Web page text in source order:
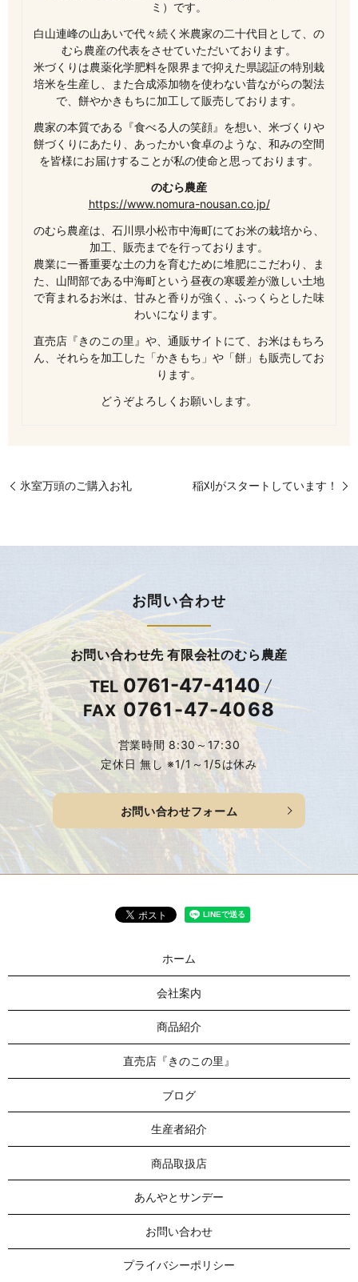
ミ）です。
白山連峰の山あいで代々続く米農家の二十代目として、の
むら農産の代表をさせていただいております。
米づくりは農薬化学肥料を限界まで抑えた県認証の特別栽
培米を生産し、また合成添加物を使わない昔ながらの製法
で、餅やかきもちに加工して販売しております。
農家の本質である『食べる人の笑顔』を想い、米づくりや
餅づくりにあたり、あったかい食卓のような、和みの空間
を皆様にお届けすることが私の使命と思っております。
のむら農産
https://www.nomura-nousan.co.jp/
のむら農産は、石川県小松市中海町にてお米の栽培から、
加工、販売までを行っております。
農業に一番重要な土の力を育むために堆肥にこだわり、ま
た、山間部である中海町という昼夜の寒暖差が激しい土地
で育まれるお米は、甘みと香りが強く、ふっくらとした味
わいになります。
直売店『きのこの里』や、通販サイトにて、お米はもちろ
ん、それらを加工した「かきもち」や「餅」も販売してお
ります。
どうぞよろしくお願いします。
氷室万頭のご購入お礼 稲刈がスタートしています！
お問い合わせ
お問い合わせ先 有限会社のむら農産
TEL 0761-47-4140
FAX0761-47-4068
営業時間 8:30～17:30
定休日 無し ※1/1～1/5は休み
お問い合わせフォーム
ホーム
会社案内
商品紹介
直売店『きのこの里』
ブログ
生産者紹介
商品取扱店
あんやとサンデー
お問い合わせ
プライバシーポリシー